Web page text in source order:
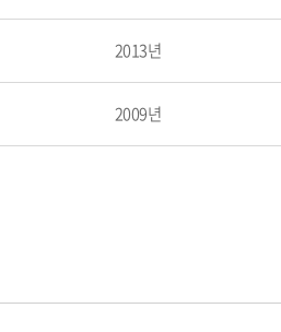
2013년
2009년